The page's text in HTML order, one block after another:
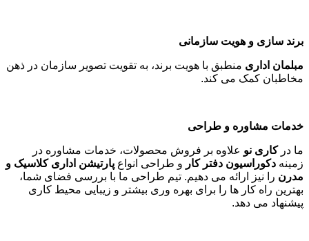
برند سازی و هویت سازمانی
مبلمان اداری منطبق با هویت برند، به تقویت تصویر سازمان در ذهن
مخاطبان کمک می کند.
خدمات مشاوره و طراحی
ما درکاری نو علاوه بر فروش محصولات، خدمات مشاوره در
زمینه دکوراسیون دفتر کار و طراحی انواع پارتیشن اداری کلاسیک و
مدرن را نیز ارائه می دهیم. تیم طراحی ما با بررسی فضای شما،
بهترین راه کار ها را برای بهره وری بیشتر و زیبایی محیط کاری
پیشنهاد می دهد.